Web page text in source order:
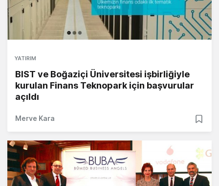
YATIRIM
BIST ve Boğaziçi Üniversitesi işbirliğiyle
kurulan Finans Teknopark için başvurular
açıldı
Merve Kara